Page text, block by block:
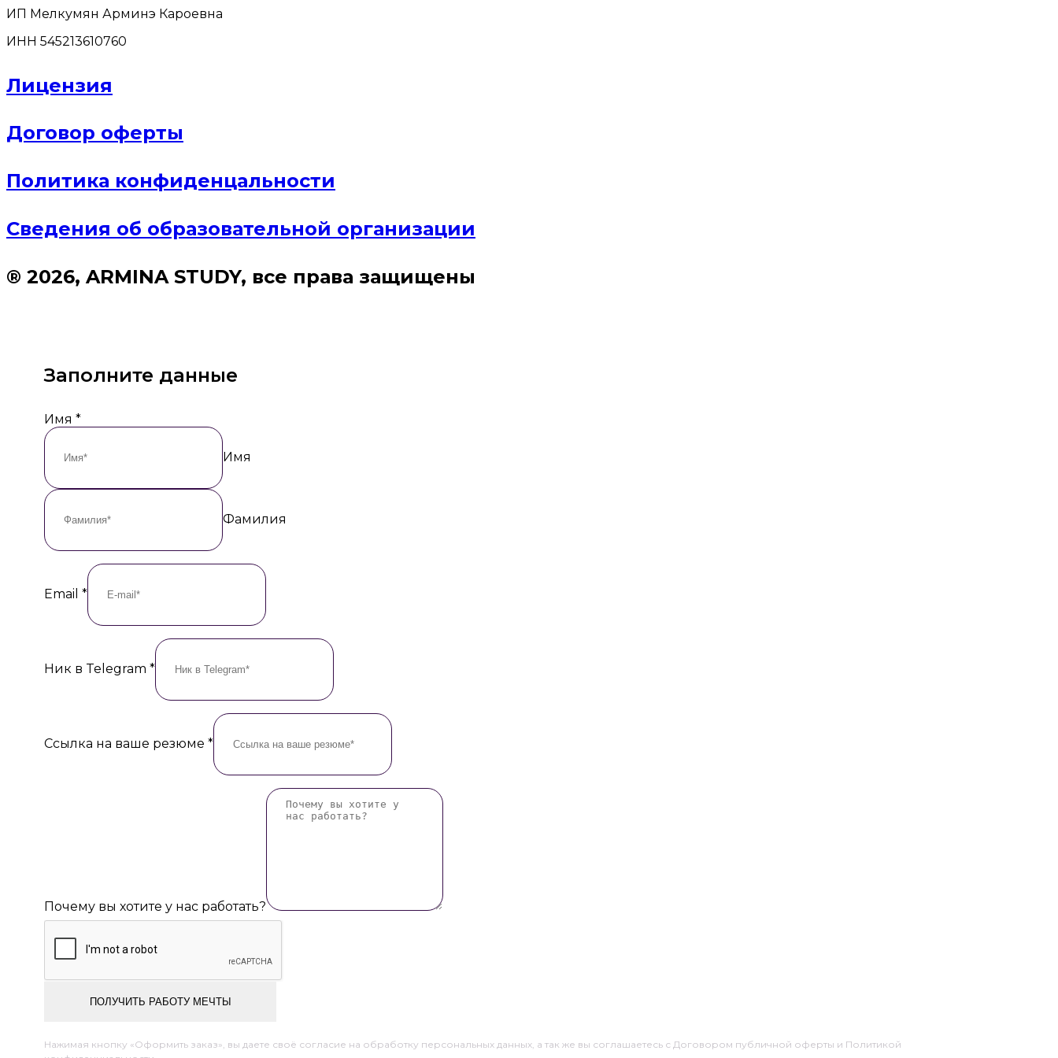
ИП Мелкумян Арминэ Кароевна
ИНН 545213610760
Лицензия
Договор оферты
Политика конфиденцальности
Сведения об образовательной организации
® 2026, ARMINA STUDY, все права защищены
Заполните данные
Имя *
Имя
Фамилия
Email *
Ник в Telegram *
Ссылка на ваше резюме *
Почему вы хотите у нас работать?
ПОЛУЧИТЬ РАБОТУ МЕЧТЫ
Нажимая кнопку «Оформить заказ», вы даете своё согласие на обработку персональных данных, а так же вы соглашаетесь с Договором публичной оферты и Политикой